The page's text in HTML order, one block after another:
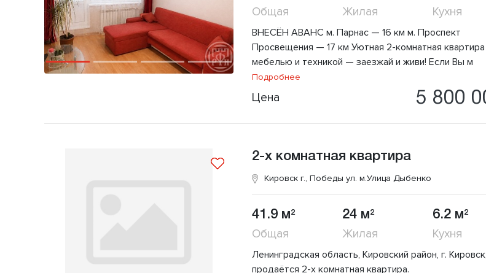
Общая Жилая Кухня
ВНЕСЁН АВАНС м. Парнас — 16 км м. Проспект
Просвещения — 17 км Уютная 2-комнатная квартира
мебелью и техникой — заезжай и живи! Если Вы м
Подробнее
Цена 5 800
2-х комнатная квартира
Кировск г., Победы ул. м.Улица Дыбенко
41.9 м2
Общая
24 м2
Жилая
6.2 м2
Кухня
Ленинградская область, Кировский район, г. Кировск,
продаётся 2-х комнатная квартира.